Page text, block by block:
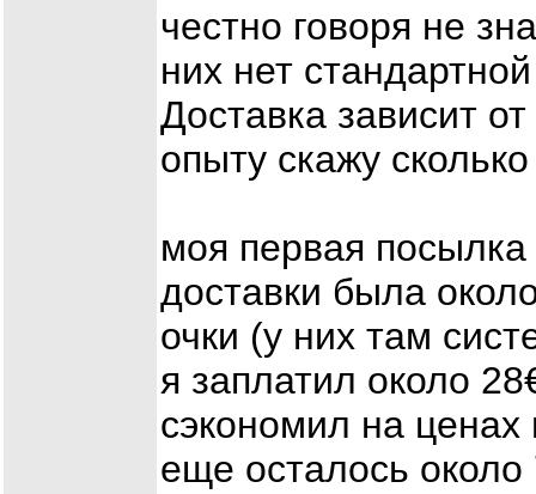
честно говоря не
них нет
Доставка зависит
опыту скажу
моя первая посылка
доставки была
очки (у них там
я заплатил около
сэкономил на
еще осталось около